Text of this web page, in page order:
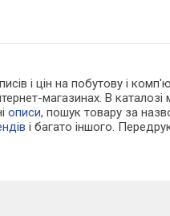
і цін на побутову і
магазинах. В
описи, пошук товару за
і багато іншого.